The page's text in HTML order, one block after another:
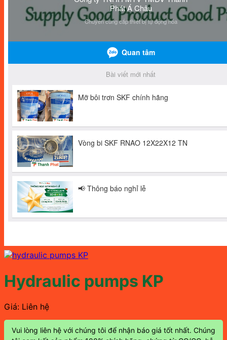
Hydraulic pumps KP
Giá: Liên hệ
Vui lòng liên hệ với chúng tôi để nhận báo giá tốt nhất. Chúng